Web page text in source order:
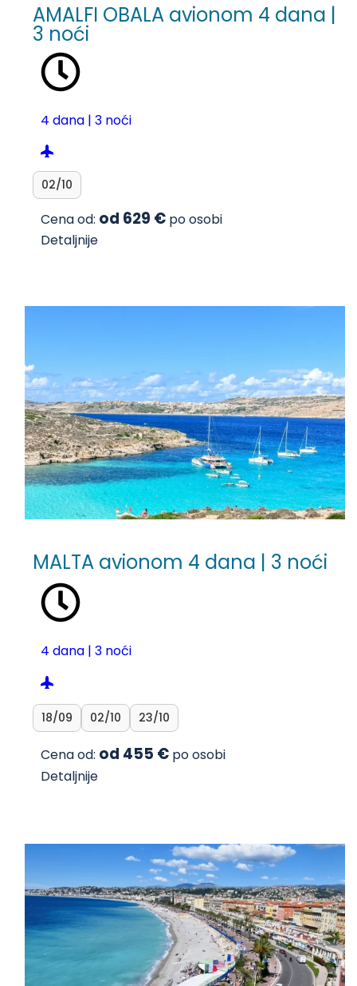
AMALFI OBALA avionom 4 dana |
3 noći
4 dana | 3 noći
02/10
Cena od: od 629 € po osobi
Detaljnije
MALTA avionom 4 dana | 3 noći
4 dana | 3 noći
18/09 02/10 23/10
Cena od: od 455 € po osobi
Detaljnije